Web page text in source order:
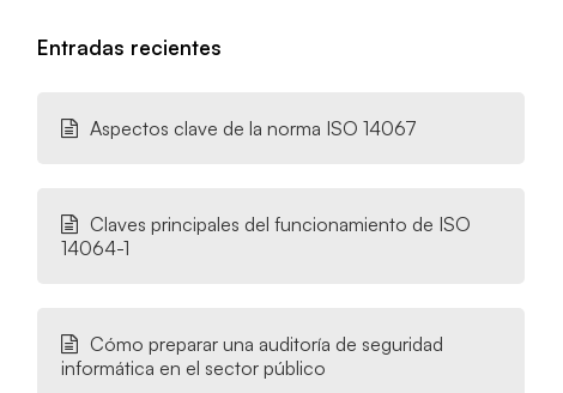
Entradas recientes
Aspectos clave de la norma ISO 14067
Claves principales del funcionamiento de ISO
14064-1
Cómo preparar una auditoría de seguridad
informática en el sector público